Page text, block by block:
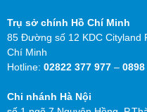
Trụ sở chính Hồ Chí Minh
85 Đường số 12 KDC Cityland
Chí Minh
Hotline: 02822 377 977 – 0898
Chi nhánh Hà Nội